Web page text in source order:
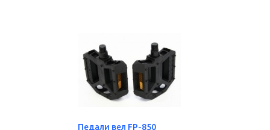
Педали вел FP-850